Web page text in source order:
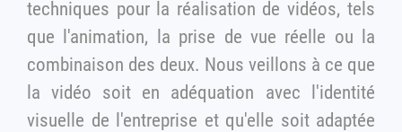
techniques pour la réalisation de vidéos, tels
que l'animation, la prise de vue réelle ou la
combinaison des deux. Nous veillons à ce que
la vidéo soit en adéquation avec l'identité
visuelle de l'entreprise et qu'elle soit adaptée